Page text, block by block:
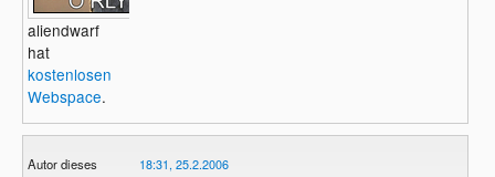
aliendwarf
hat
kostenlosen
Webspace.
Autor dieses
18:31, 25.2.2006